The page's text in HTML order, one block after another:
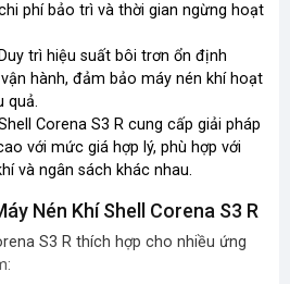
phí bảo trì và thời gian ngừng hoạt
Duy trì hiệu suất bôi trơn ổn định
hành, đảm bảo máy nén khí hoạt
quả.
Corena S3 R cung cấp giải pháp
với mức giá hợp lý, phù hợp với
và ngân sách khác nhau.
Nén Khí Shell Corena S3 R
S3 R thích hợp cho nhiều ứng